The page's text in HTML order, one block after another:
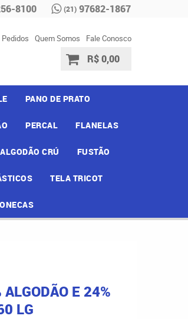
8100 (21) 97682-1867
Quem Somos Fale Conosco
R$ 0,00
PANO DE PRATO
PERCAL FLANELAS
CRÚ FUSTÃO
TELA TRICOT
E 24%
LG